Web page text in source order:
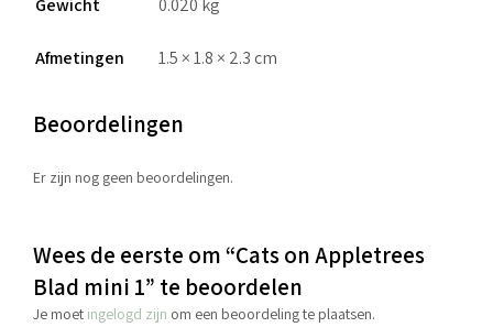
Gewicht 0.020 kg
Afmetingen 1.5 × 1.8 × 2.3 cm
Beoordelingen
Er zijn nog geen beoordelingen.
Wees de eerste om “Cats on Appletrees
Blad mini 1” te beoordelen
Je moet ingelogd zijn om een beoordeling te plaatsen.